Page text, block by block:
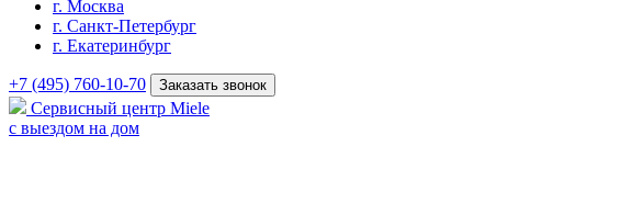
г. Москва
г. Санкт-Петербург
г. Екатеринбург
+7 (495) 760-10-70 Заказать звонок
Сервисный центр Miele
с выездом на дом